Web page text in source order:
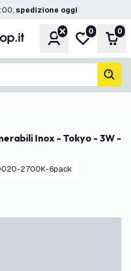
spedizione oggi
Account
Lista
0 0
2700K-6pack